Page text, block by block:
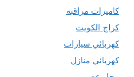
كاميرات مراقبة
كراج الكويت
كهربائي سيارات
كهربائي منازل